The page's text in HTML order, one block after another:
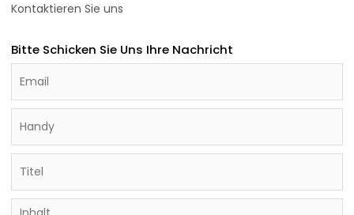
Kontaktieren Sie uns
Bitte Schicken Sie Uns Ihre Nachricht